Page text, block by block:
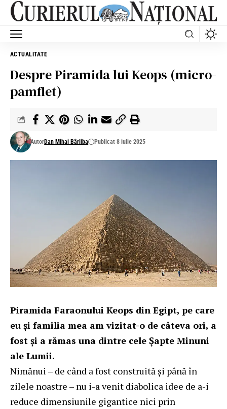
ACTUALITATE
Despre Piramida lui Keops (micro-
pamflet)
AutorDan Mihai Bârliba Publicat 8 iulie 2025
Piramida Faraonului Keops din Egipt, pe care
eu şi familia mea am vizitat-o de câteva ori, a
fost şi a rămas una dintre cele Şapte Minuni
ale Lumii.
Nimănui – de când a fost construită şi până în
zilele noastre – nu i-a venit diabolica idee de a-i
reduce dimensiunile gigantice nici prin